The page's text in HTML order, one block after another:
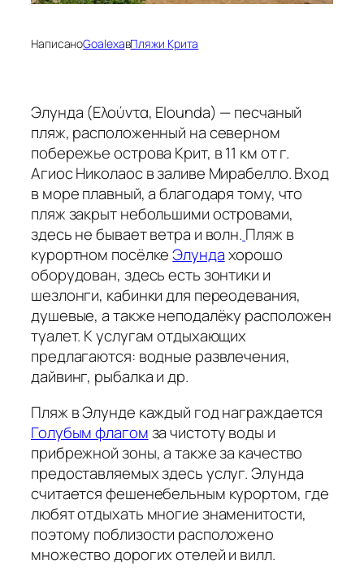
НаписаноGoalexaвПляжи Крита
Элунда (Ελούντα, Elounda) — песчаный
пляж, расположенный на северном
побережье острова Крит, в 11 км от г.
Агиос Николаос в заливе Мирабелло. Вход
в море плавный, а благодаря тому, что
пляж закрыт небольшими островами,
здесь не бывает ветра и волн. Пляж в
курортном посёлкеЭлундахорошо
оборудован, здесь есть зонтики и
шезлонги, кабинки для переодевания,
душевые, а также неподалёку расположен
туалет. К услугам отдыхающих
предлагаются: водные развлечения,
дайвинг, рыбалка и др.
Пляж в Элунде каждый год награждается
Голубым флагомза чистоту воды и
прибрежной зоны, а также за качество
предоставляемых здесь услуг. Элунда
считается фешенебельным курортом, где
любят отдыхать многие знаменитости,
поэтому поблизости расположено
множество дорогих отелей и вилл.